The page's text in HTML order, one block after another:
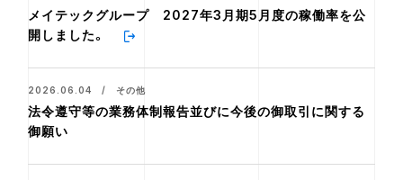
メイテックグループ 2027年3月期5月度の稼働率を公
開しました。
2026.06.04 / その他
法令遵守等の業務体制報告並びに今後の御取引に関する
御願い